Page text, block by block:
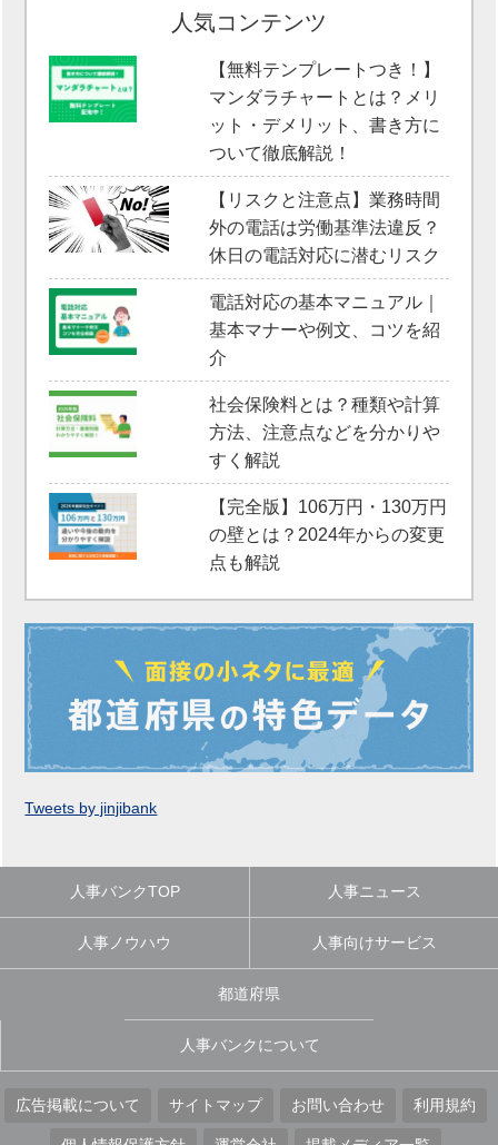
人気コンテンツ
【無料テンプレートつき！】
マンダラチャートとは？メリ
ット・デメリット、書き方に
ついて徹底解説！
【リスクと注意点】業務時間
外の電話は労働基準法違反？
休日の電話対応に潜むリスク
電話対応の基本マニュアル｜
基本マナーや例文、コツを紹
介
社会保険料とは？種類や計算
方法、注意点などを分かりや
すく解説
【完全版】106万円・130万円
の壁とは？2024年からの変更
点も解説
Tweets by jinjibank
人事バンクTOP 人事ニュース
人事ノウハウ 人事向けサービス
都道府県
人事バンクについて
広告掲載について サイトマップ お問い合わせ 利用規約